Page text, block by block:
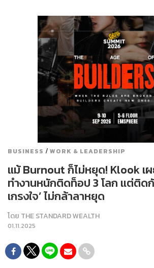
BUSINESS / WORK & LEADERSHIP
แม้ Burnout ก็ไม่หยุด! Klook เ
ทำงานหนักติดท็อป 3 โลก แต่ติด
เกรงใจ’ ไม่กล้าลาหยุด
โดย THE STANDARD WEALTH
01.11.2025